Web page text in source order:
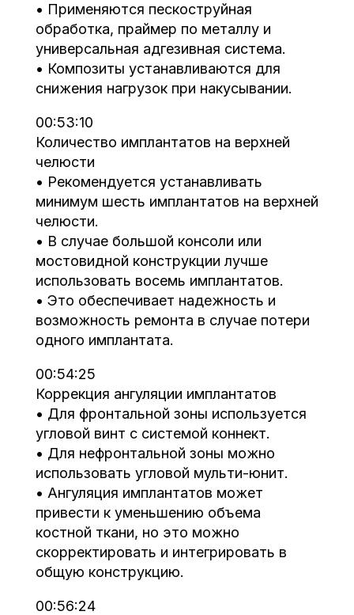
• Применяются пескоструйная
обработка, праймер по металлу и
универсальная адгезивная система.
• Композиты устанавливаются для
снижения нагрузок при накусывании.
00:53:10
Количество имплантатов на верхней
челюсти
• Рекомендуется устанавливать
минимум шесть имплантатов на верхней
челюсти.
• В случае большой консоли или
мостовидной конструкции лучше
использовать восемь имплантатов.
• Это обеспечивает надежность и
возможность ремонта в случае потери
одного имплантата.
00:54:25
Коррекция ангуляции имплантатов
• Для фронтальной зоны используется
угловой винт с системой коннект.
• Для нефронтальной зоны можно
использовать угловой мульти-юнит.
• Ангуляция имплантатов может
привести к уменьшению объема
костной ткани, но это можно
скорректировать и интегрировать в
общую конструкцию.
00:56:24